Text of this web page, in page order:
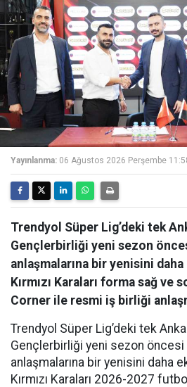
Yayınlanma: 06 Ağustos 2026 Perşembe
Trendyol Süper Lig’deki tek
Gençlerbirliği yeni sezon
anlaşmalarına bir yenisini
Kırmızı Karaları forma sağ ve
Corner ile resmi iş birliği
Trendyol Süper Lig’deki tek
Gençlerbirliği yeni sezon
anlaşmalarına bir yenisini daha
Kırmızı Karaları 2026-2027